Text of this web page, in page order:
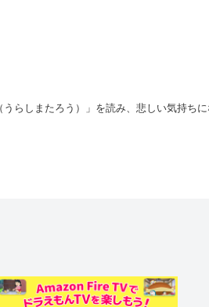
らしまたろう）」を読み、悲しい気持ち
へ…！ 浜辺でうなだれていた浦島太郎は